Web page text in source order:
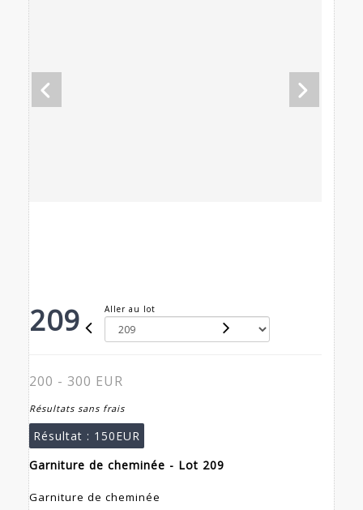
209 Aller au lot
200 - 300 EUR
Résultats sans frais
Résultat : 150EUR
Garniture de cheminée - Lot 209
Garniture de cheminée